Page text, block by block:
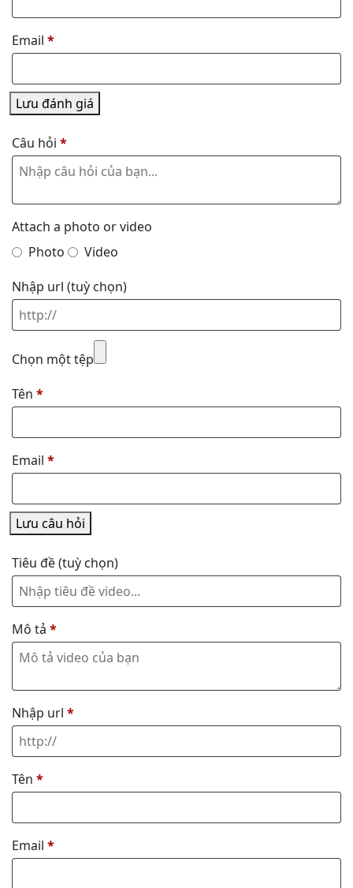
Email *
Lưu đánh giá
Câu hỏi *
Attach a photo or video
Photo
Video
Nhập url (tuỳ chọn)
Chọn một tệp
Tên *
Email *
Lưu câu hỏi
Tiêu đề(tuỳ chọn)
Mô tả *
Nhập url *
Tên *
Email *